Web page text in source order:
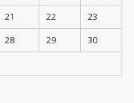
21 22
23
28 29
30